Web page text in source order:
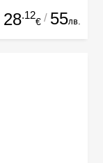
28.12
€ / 55лв.